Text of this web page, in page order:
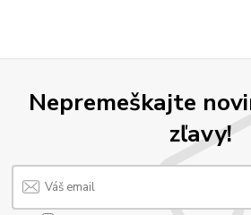
Nepremeškajte
zľavy!